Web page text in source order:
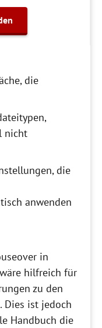
die
nicht
die
anwenden
in
hilfreich für
zu den
Dies ist jedoch
Handbuch die